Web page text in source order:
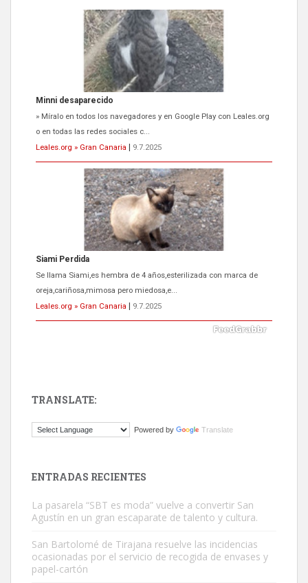
Siami Perdida
Se llama Siami,es hembra de 4 años,esterilizada con marca de
oreja,cariñosa,mimosa pero miedosa,e...
Leales.org » Gran Canaria
9.7.2025
ADOPCIÓN URGENTE GATA TEROR GRAN CANARIA
El ayuntamiento se va a llevar a Los Gatos callejeros de la zona los
próximos días, ella incluida...
Leales.org » Gran Canaria
9.7.2025
Este gato macho ha aparecido en la calle hace menos de un mes,
Adopción urgente
TRANSLATE:
Powered by Translate
ENTRADAS RECIENTES
La pasarela “SBT es moda” vuelve a convertir San
Agustín en un gran escaparate de talento y cultura.
San Bartolomé de Tirajana resuelve las incidencias
ocasionadas por el servicio de recogida de envases y
papel-cartón